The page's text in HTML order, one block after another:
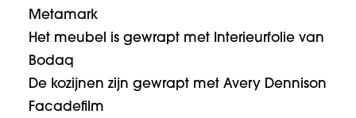
Metamark
Het meubel is gewrapt met Interieurfolie van
Bodaq
De kozijnen zijn gewrapt met Avery Dennison
Facadefilm